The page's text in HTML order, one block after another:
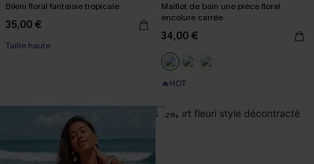
Bikini floral fantaisie tropicale
35,00 €
Taille haute
Maillot de bain une pièce floral
encolure carrée
34,00 €
🔥HOT
-21%